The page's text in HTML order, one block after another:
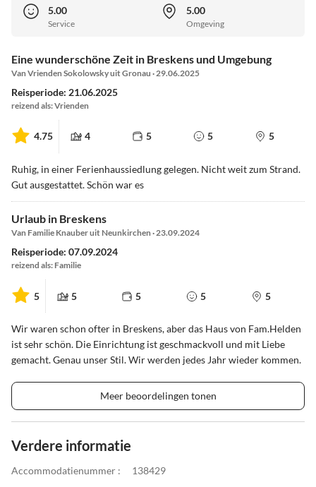
5.00
Service
5.00
Omgeving
Eine wunderschöne Zeit in Breskens und Umgebung
Van Vrienden Sokolowsky uit Gronau · 29.06.2025
Reisperiode: 21.06.2025
reizend als: Vrienden
4.75 4 5 5 5
Ruhig, in einer Ferienhaussiedlung gelegen. Nicht weit zum Strand.
Gut ausgestattet. Schön war es
Urlaub in Breskens
Van Familie Knauber uit Neunkirchen · 23.09.2024
Reisperiode: 07.09.2024
reizend als: Familie
5 5 5 5 5
Wir waren schon ofter in Breskens, aber das Haus von Fam.Helden
ist sehr schön. Die Einrichtung ist geschmackvoll und mit Liebe
gemacht. Genau unser Stil. Wir werden jedes Jahr wieder kommen.
Meer beoordelingen tonen
Verdere informatie
Accommodatienummer :
138429